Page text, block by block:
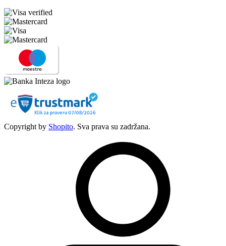
Copyright by Shopito. Sva prava su zadržana.